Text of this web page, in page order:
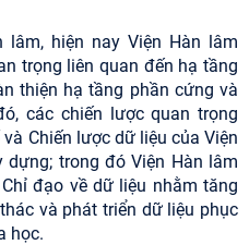
lâm, hiện nay Viện Hàn lâm
trọng liên quan đến hạ tầng
thiện hạ tầng phần cứng và
các chiến lược quan trọng
Chiến lược dữ liệu của Viện
trong đó Viện Hàn lâm
đạo về dữ liệu nhằm tăng
và phát triển dữ liệu phục
học.